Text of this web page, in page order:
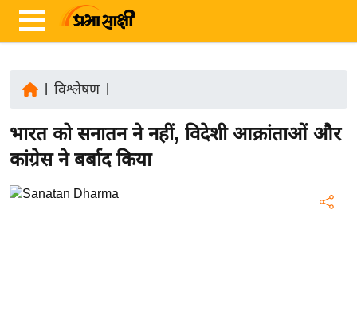
ज़ा
ख
र
विश्लेषण|
भारत को सनातन ने नहीं, विदेशी आक्रांताओं और
कांग्रेस ने बर्बाद किया